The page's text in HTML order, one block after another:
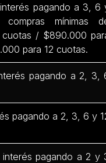
pagando a 3, 6
mínimas
/ $890.000
para 12 cuotas.
pagando a 2, 3,
pagando a 2, 3, 6 y
pagando a 2 y